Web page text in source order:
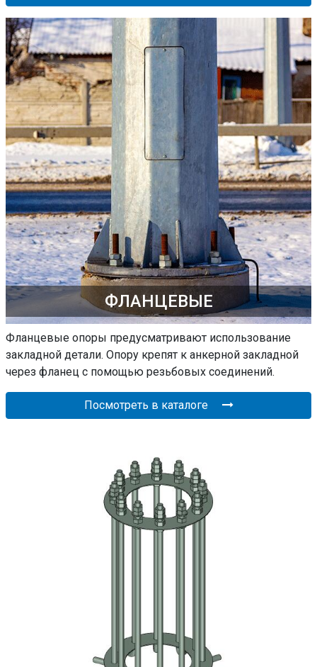
ФЛАНЦЕВЫЕ
Фланцевые опоры предусматривают использование
закладной детали. Опору крепят к анкерной закладной
через фланец с помощью резьбовых соединений.
Посмотреть в каталоге